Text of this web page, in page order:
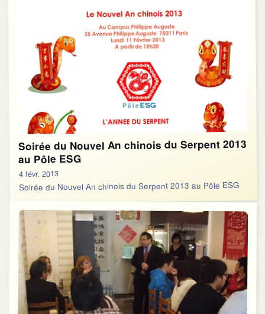
Soirée du Nouvel An chinois du Serpent 2013
au Pôle ESG
4 févr. 2013
Soirée du Nouvel An chinois du Serpent 2013 au Pôle ESG